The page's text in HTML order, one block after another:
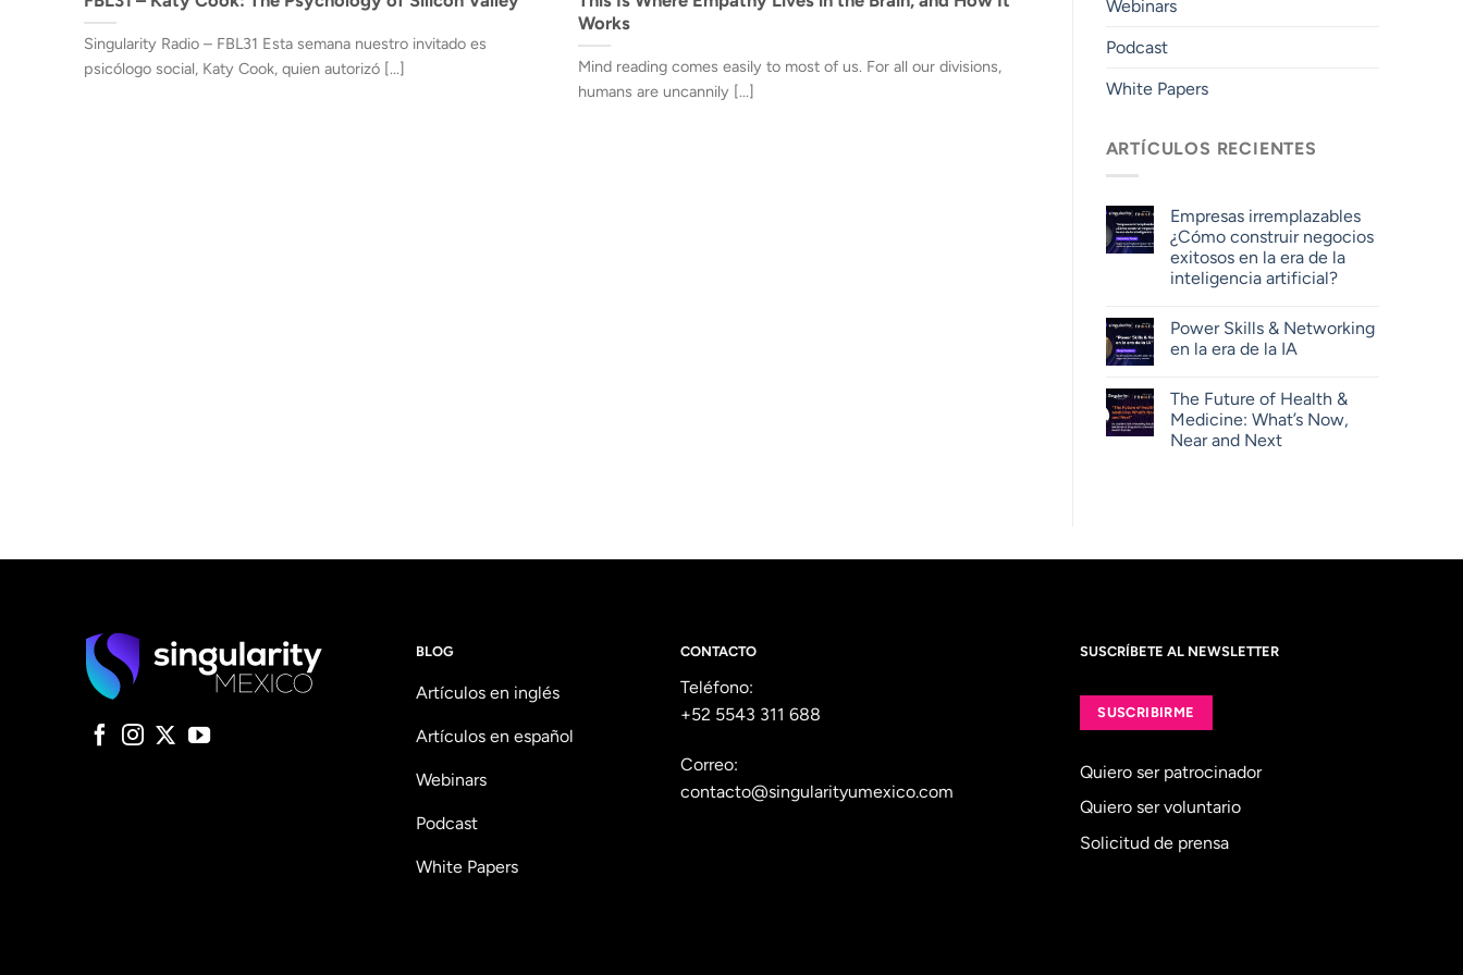
Singularity Radio – FBL31 Esta semana nuestro invitado es
psicólogo social, Katy Cook, quien autorizó [...]
Works
Mind reading comes easily to most of us. For all our divisions,
humans are uncannily [...]
Webinars
Podcast
White Papers
ARTÍCULOS RECIENTES
Empresas irremplazables
¿Cómo construir negocios
exitosos en la era de la
inteligencia artificial?
Power Skills & Networking
en la era de la IA
The Future of Health &
Medicine: What’s Now,
Near and Next
BLOG
Artículos en inglés
Artículos en español
Webinars
Podcast
White Papers
CONTACTO
Teléfono:
+52 5543 311 688
Correo:
contacto@singularityumexico.com
SUSCRÍBETE AL NEWSLETTER
SUSCRIBIRME
Quiero ser patrocinador
Quiero ser voluntario
Solicitud de prensa